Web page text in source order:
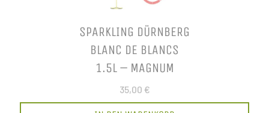
SPARKLING DÜRNBERG
BLANC DE BLANCS
1.5L – MAGNUM
35,00 €